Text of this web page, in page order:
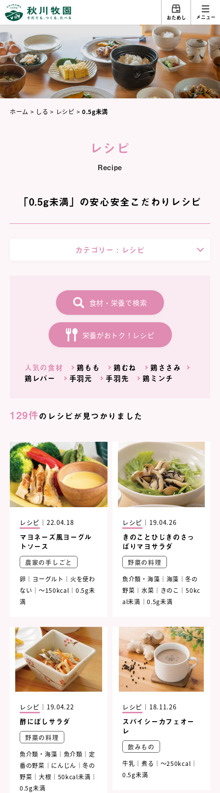
おためし メニュー
ホーム > しる > レシピ > 0.5g未満
レシピ
Recipe
「0.5g未満」の安心安全こだわりレシピ
カテゴリー : レシピ
食材・栄養で検索
栄養がおトク！レシピ
人気の食材 鶏もも 鶏むね
鶏ささみ
鶏レバー
手羽元 手羽先 鶏ミンチ
129件のレシピが見つかりました
レシピ ｜ 22.04.18
マヨネーズ風ヨーグル
トソース
農家の手しごと
卵 ヨーグルト
火を使わ
ない
～150kcal
0.5g未
満
レシピ ｜ 19.04.26
きのことひじきのさっ
ぱりマヨサラダ
野菜の料理
魚介類・海藻 海藻
冬の
野菜
水菜 きのこ
50kc
al未満
0.5g未満
レシピ ｜ 19.04.22
酢にぼしサラダ
野菜の料理
魚介類・海藻 魚介類
定
番の野菜
にんじん
冬の
野菜
大根
50kcal未満
0.5g未満
レシピ ｜ 18.11.26
スパイシーカフェオー
レ
飲みもの
牛乳 煮る
～250kcal
0.5g未満